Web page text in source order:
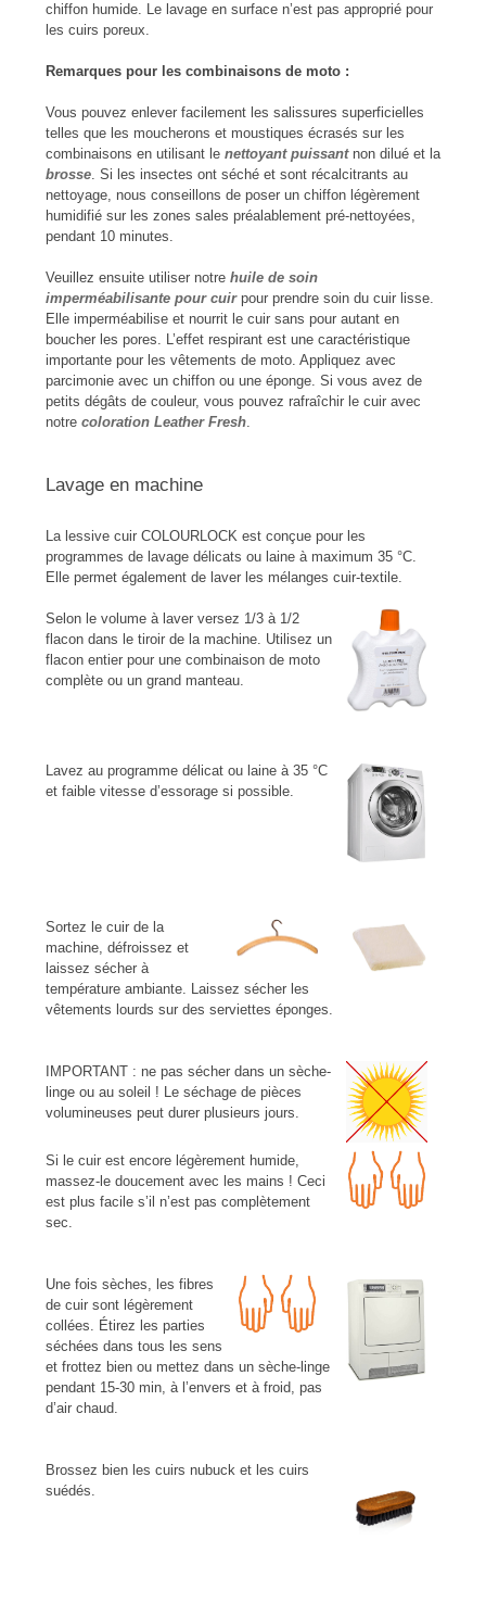
chiffon humide. Le lavage en surface n’est pas approprié pour
les cuirs poreux.
Remarques pour les combinaisons de moto :
Vous pouvez enlever facilement les salissures superficielles
telles que les moucherons et moustiques écrasés sur les
combinaisons en utilisant le nettoyant puissantnon dilué et la
brosse. Si les insectes ont séché et sont récalcitrants au
nettoyage, nous conseillons de poser un chiffon légèrement
humidifié sur les zones sales préalablement pré-nettoyées,
pendant 10 minutes.
Veuillez ensuite utiliser notre huile de soin
imperméabilisante pour cuirpour prendre soin du cuir lisse.
Elle imperméabilise et nourrit le cuir sans pour autant en
boucher les pores. L’effet respirant est une caractéristique
importante pour les vêtements de moto. Appliquez avec
parcimonie avec un chiffon ou une éponge. Si vous avez de
petits dégâts de couleur, vous pouvez rafraîchir le cuir avec
notrecoloration Leather Fresh.
Lavage en machine
La lessive cuir COLOURLOCK est conçue pour les
programmes de lavage délicats ou laine à maximum 35 °C.
Elle permet également de laver les mélanges cuir-textile.
Selon le volume à laver versez 1/3 à 1/2
flacon dans le tiroir de la machine. Utilisez un
flacon entier pour une combinaison de moto
complète ou un grand manteau.
Lavez au programme délicat ou laine à 35 °C
et faible vitesse d’essorage si possible.
Sortez le cuir de la
machine, défroissez et
laissez sécher à
température ambiante. Laissez sécher les
vêtements lourds sur des serviettes éponges.
IMPORTANT : ne pas sécher dans un sèche-
linge ou au soleil ! Le séchage de pièces
volumineuses peut durer plusieurs jours.
Si le cuir est encore légèrement humide,
massez-le doucement avec les mains ! Ceci
est plus facile s’il n’est pas complètement
sec.
Une fois sèches, les fibres
de cuir sont légèrement
collées. Étirez les parties
séchées dans tous les sens
et frottez bien ou mettez dans un sèche-linge
pendant 15-30 min, à l’envers et à froid, pas
d’air chaud.
Brossez bien les cuirs nubuck et les cuirs
suédés.